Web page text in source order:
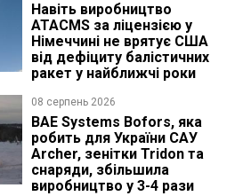
Навіть виробництво
ATACMS за ліцензією у
Німеччині не врятує США
від дефіциту балістичних
ракет у найближчі роки
08 серпень 2026
BAE Systems Bofors, яка
робить для України САУ
Archer, зенітки Tridon та
снаряди, збільшила
виробництво у 3-4 рази